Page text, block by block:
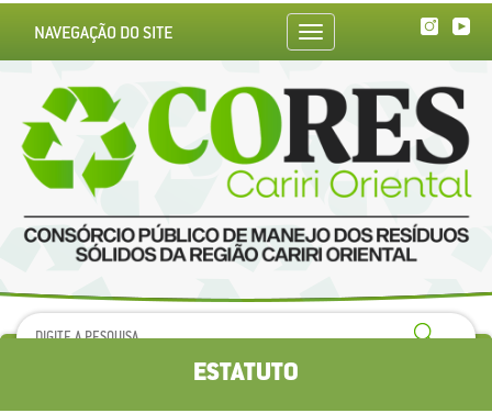
Toggle
navigation
NAVEGAÇÃO DO SITE
ESTATUTO